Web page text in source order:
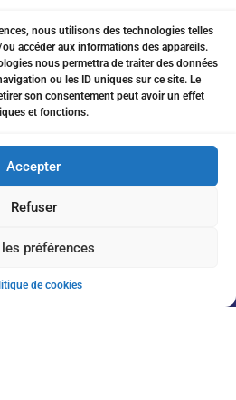
nous utilisons des technologies telles
accéder aux informations des appareils.
nous permettra de traiter des données
ou les ID uniques sur ce site. Le
son consentement peut avoir un effet
et fonctions.
Accepter
Refuser
préférences
de cookies
Nice